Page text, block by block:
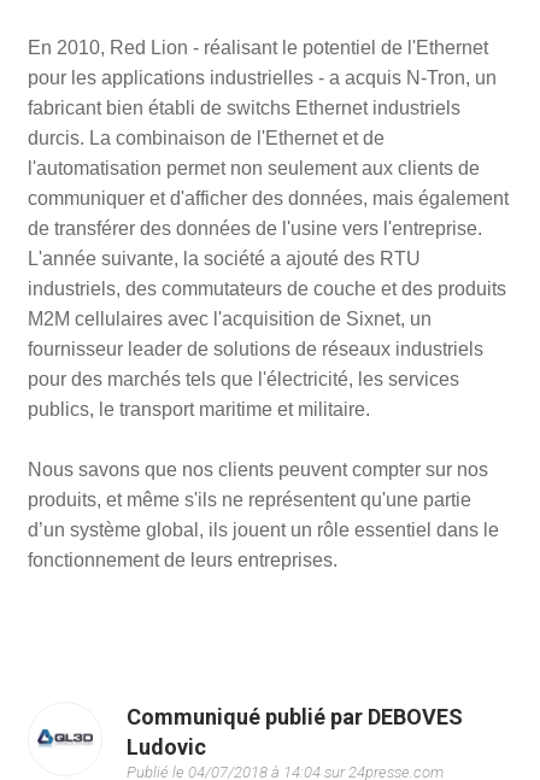
En 2010, Red Lion - réalisant le potentiel de l'Ethernet
pour les applications industrielles - a acquis N-Tron, un
fabricant bien établi de switchs Ethernet industriels
durcis. La combinaison de l'Ethernet et de
l'automatisation permet non seulement aux clients de
communiquer et d'afficher des données, mais également
de transférer des données de l'usine vers l'entreprise.
L'année suivante, la société a ajouté des RTU
industriels, des commutateurs de couche et des produits
M2M cellulaires avec l'acquisition de Sixnet, un
fournisseur leader de solutions de réseaux industriels
pour des marchés tels que l'électricité, les services
publics, le transport maritime et militaire.
Nous savons que nos clients peuvent compter sur nos
produits, et même s'ils ne représentent qu'une partie
d’un système global, ils jouent un rôle essentiel dans le
fonctionnement de leurs entreprises.
Communiqué publié par DEBOVES
Ludovic
Publié le 04/07/2018 à 14:04 sur 24presse.com